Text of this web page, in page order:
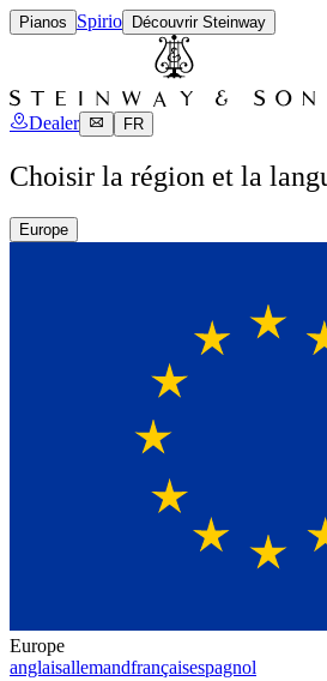
Pianos Spirio Découvrir Steinway
Dealer FR
Choisir la région et la
Europe
Europe
anglaisallemandfrançaisespagnol